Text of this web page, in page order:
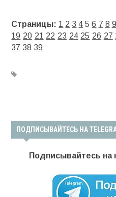
Страницы: 1 2 3 4 5 6 7 8 9
19 20 21 22 23 24 25 26 27
37 38 39
ПОДПИСЫВАЙТЕСЬ НА
Подписывайтесь на